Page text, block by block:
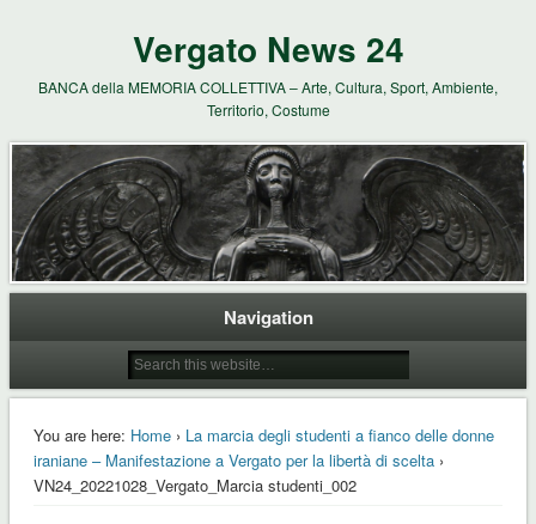
Vergato News 24
BANCA della MEMORIA COLLETTIVA – Arte, Cultura, Sport, Ambiente,
Territorio, Costume
Navigation
You are here: Home› La marcia degli studenti a fianco delle donne
iraniane – Manifestazione a Vergato per la libertà di scelta›
VN24_20221028_Vergato_Marcia studenti_002